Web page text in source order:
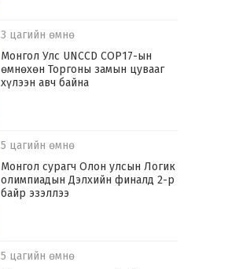
3 цагийн өмнө
Монгол Улс UNCCD COP17-ын
өмнөхөн Торгоны замын цувааг
хүлээн авч байна
5 цагийн өмнө
Монгол сурагч Олон улсын Логик
олимпиадын Дэлхийн финалд 2-р
байр эзэллээ
5 цагийн өмнө